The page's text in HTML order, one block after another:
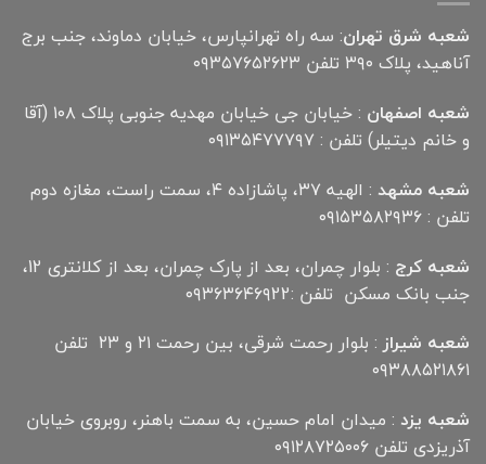
شعبه شرق تهران: سه راه تهرانپارس، خیابان دماوند، جنب برج
آناهید، پلاک ۳۹۰ تلفن ۰۹۳۵۷۶۵۲۶۲۳
شعبه اصفهان
: خیابان جی خیابان مهدیه جنوبی پلاک ۱۰۸ (آقا
و خانم دیتیلر) تلفن : ۰۹۱۳۵۴۷۷۷۹۷
شعبه مشهد
: الهیه ۳۷، پاشازاده ۴، سمت راست، مغازه دوم
تلفن : ۰۹۱۵۳۵۸۲۹۳۶
شعبه کرج
: بلوار چمران، بعد از پارک چمران، بعد از کلانتری 12،
جنب بانک مسکن تلفن :۰۹۳۶۳۶۴۶۹22
شعبه شیراز
: بلوار رحمت شرقی، بین رحمت ۲۱ و ۲۳ تلفن
۰۹۳۸۸۵۲۱۸۶۱
شعبه یزد : میدان امام حسین، به سمت باهنر، روبروی خیابان
آذریزدی تلفن ۰۹۱۲۸۷۲۵۰۰۶